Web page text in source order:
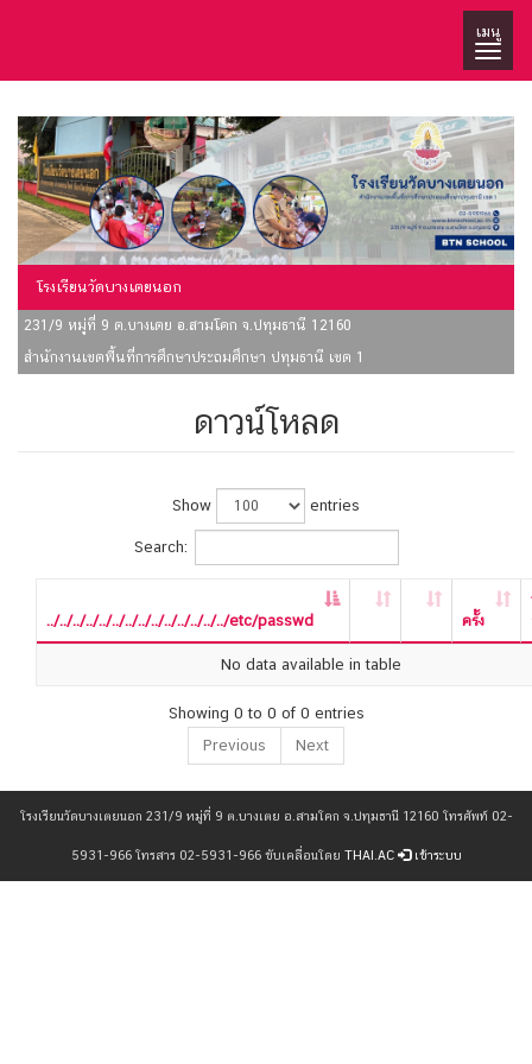
เมนู
โรงเรียนวัดบางเตยนอก
231/9 หมู่ที่ 9 ต.บางเตย อ.สามโคก จ.ปทุมธานี 12160
สำนักงานเขตพื้นที่การศึกษาประถมศึกษา ปทุมธานี เขต 1
ดาวน์โหลด
Show entries
Search:
../../../../../../../../../../../../../../etc/passwd ครั้ง
No data available in table
Showing 0 to 0 of 0 entries
Previous
Next
โรงเรียนวัดบางเตยนอก 231/9 หมู่ที่ 9 ต.บางเตย อ.สามโคก จ.ปทุมธานี 12160 โทรศัพท์ 02-
5931-966 โทรสาร 02-5931-966 ขับเคลื่อนโดย THAI.AC เข้าระบบ